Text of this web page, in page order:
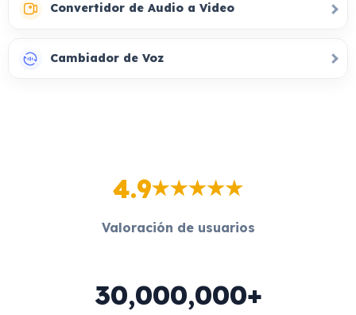
Convertidor de Audio a Video
Cambiador de Voz
4.9
Valoración de usuarios
30,000,000+